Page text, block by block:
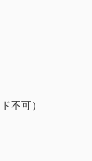
不可）